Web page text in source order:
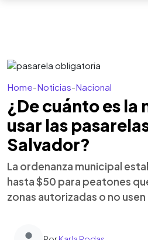
Home-Noticias-Nacional
¿De cuánto es la
usar las
Salvador?
La ordenanza municipal
hasta $50 para peatones
zonas autorizadas o no